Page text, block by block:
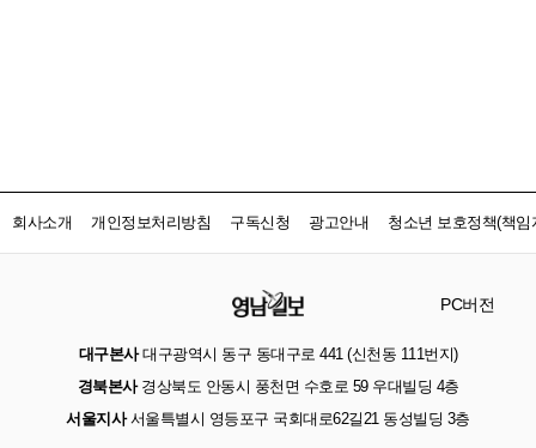
회사소개 개인정보처리방침 구독신청 광고안내 청소년 보호정책(책임
PC버전
대구본사대구광역시 동구 동대구로 441 (신천동 111번지)
경북본사경상북도 안동시 풍천면 수호로 59 우대빌딩 4층
서울지사서울특별시 영등포구 국회대로62길21 동성빌딩 3층